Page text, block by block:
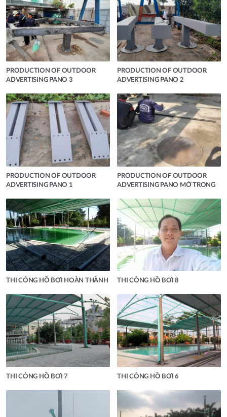
PRODUCTION OF OUTDOOR
ADVERTISING PANO 3
PRODUCTION OF OUTDOOR
ADVERTISING PANO 2
PRODUCTION OF OUTDOOR
ADVERTISING PANO 1
PRODUCTION OF OUTDOOR
ADVERTISING PANO MỞ TRONG
THI CÔNG HỒ BƠI HOÀN THÀNH THI CÔNG HỒ BƠI 8
THI CÔNG HỒ BƠI 7 THI CÔNG HỒ BƠI 6